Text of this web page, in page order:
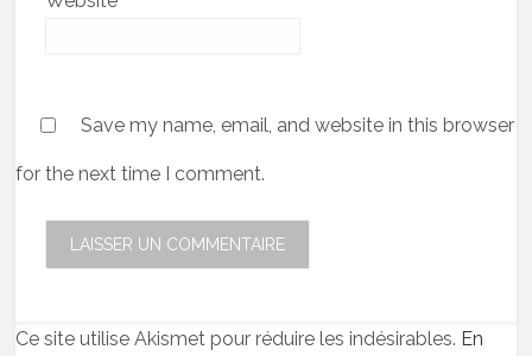
Save my name, email, and website in this browser
for the next time I comment.
Ce site utilise Akismet pour réduire les indésirables. En